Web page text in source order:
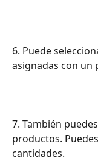
6. Puede
asignadas con un
7. También
productos.
cantidades.